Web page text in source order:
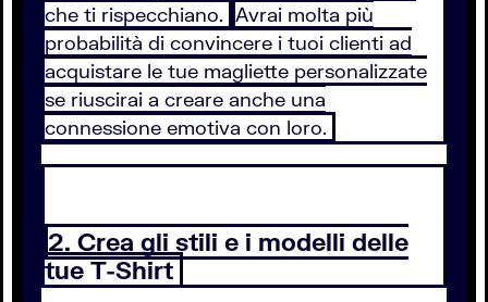
che ti rispecchiano. Avrai molta più
probabilità di convincere i tuoi clienti ad
acquistare le tue magliette personalizzate
se riuscirai a creare anche una
connessione emotiva con loro.
2. Crea gli stili e i modelli delle
tue T-Shirt